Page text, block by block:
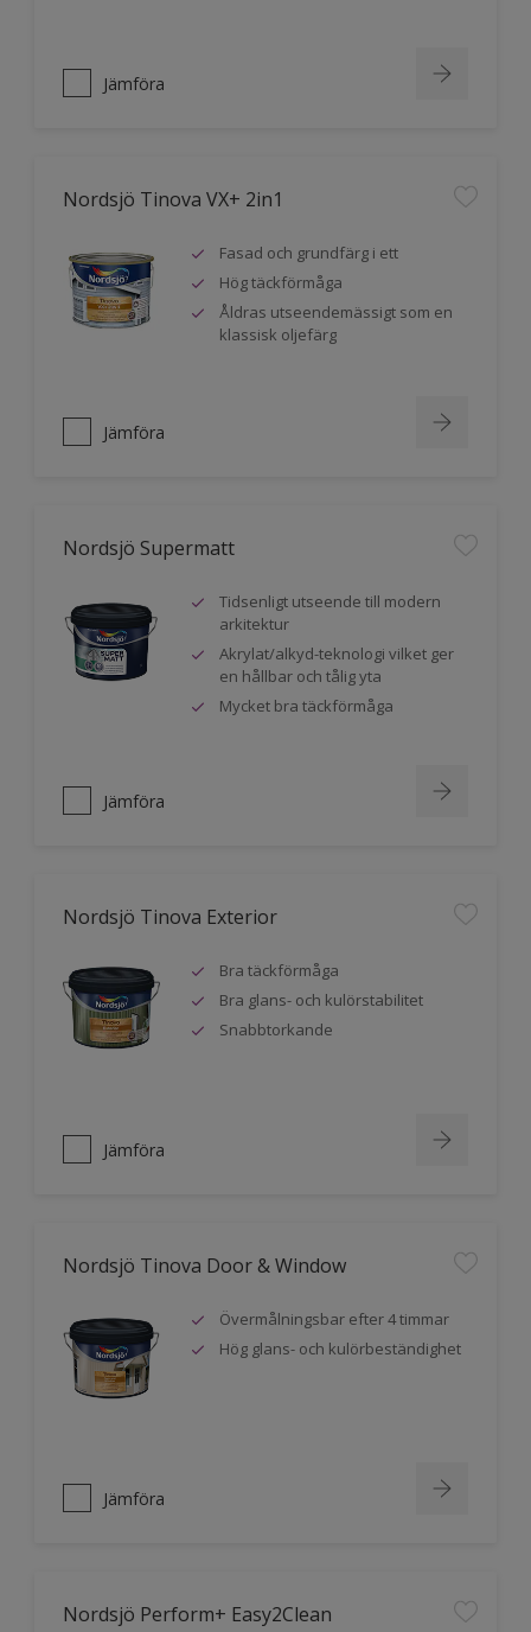
Jämföra
Nordsjö Tinova VX+ 2in1
Fasad och grundfärg i ett
Hög täckförmåga
Åldras utseendemässigt som en
klassisk oljefärg
Jämföra
Nordsjö Supermatt
Tidsenligt utseende till modern
arkitektur
Akrylat/alkyd-teknologi vilket ger
en hållbar och tålig yta
Mycket bra täckförmåga
Jämföra
Nordsjö Tinova Exterior
Bra täckförmåga
Bra glans- och kulörstabilitet
Snabbtorkande
Jämföra
Nordsjö Tinova Door & Window
Övermålningsbar efter 4 timmar
Hög glans- och kulörbeständighet
Jämföra
Nordsjö Perform+ Easy2Clean